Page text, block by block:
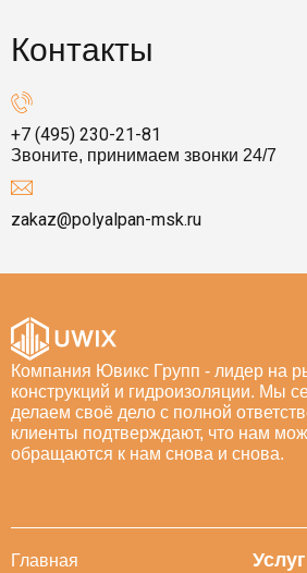
Контакты
+7 (495) 230-21-81
Звоните, принимаем звонки 24/7
zakaz@polyalpan-msk.ru
Компания Ювикс Групп - лидер на
конструкций и гидроизоляции. Мы
делаем своё дело с полной
клиенты подтверждают, что нам
обращаются к нам снова и снова.
Главная